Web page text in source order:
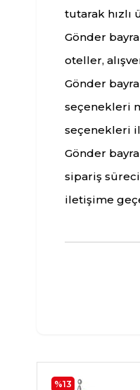
tutarak hızlı
Gönder
oteller,
Gönder
seçenekleri
seçenekleri
Gönder
sipariş
iletişime
%13